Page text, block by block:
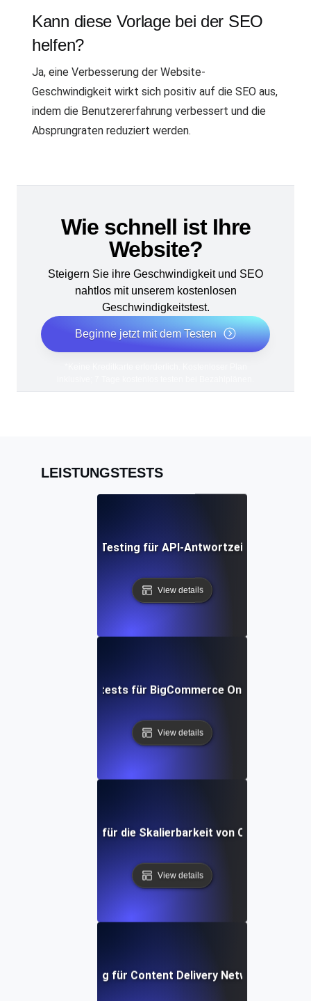
Kann diese Vorlage bei der SEO
helfen?
Ja, eine Verbesserung der Website-
Geschwindigkeit wirkt sich positiv auf die SEO aus,
indem die Benutzererfahrung verbessert und die
Absprungraten reduziert werden.
Wie schnell ist Ihre
Website?
Steigern Sie ihre Geschwindigkeit und SEO
nahtlos mit unserem kostenlosen
Geschwindigkeitstest.
Beginne jetzt mit dem Testen
LEISTUNGSTESTS
Performance Testing für API-Antwortzeiten unter
View details
Leistungstests für BigCommerce Online-Shops
View details
Performance-Test für die Skalierbarkeit von Cloud-
View details
Testing für Content Delivery Network (CDN)